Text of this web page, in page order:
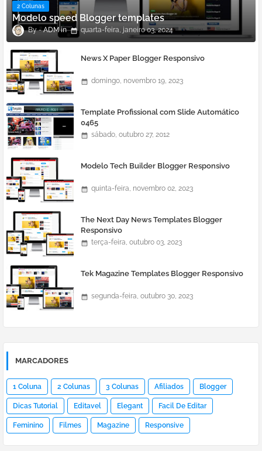
2 Colunas
Modelo speed Blogger templates
ADM quarta-feira, janeiro 03, 2024
News X Paper Blogger Responsivo
domingo, novembro 19, 2023
Template Profissional com Slide Automático
0465
sábado, outubro 27, 2012
Modelo Tech Builder Blogger Responsivo
quinta-feira, novembro 02, 2023
The Next Day News Templates Blogger
Responsivo
terça-feira, outubro 03, 2023
Tek Magazine Templates Blogger Responsivo
segunda-feira, outubro 30, 2023
MARCADORES
1 Coluna 2 Colunas 3 Colunas Afiliados Blogger
Dicas Tutorial Editavel Elegant Facil De Editar
Feminino Filmes Magazine Responsive